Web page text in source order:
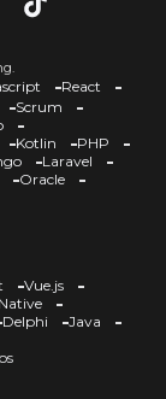
React
Scrum
Kotlin
PHP
Laravel
Oracle
Vue.js
Delphi
Java